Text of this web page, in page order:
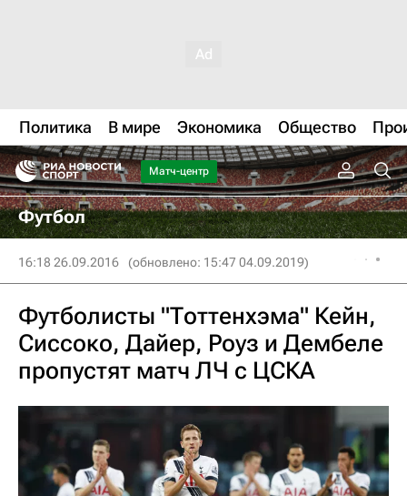
Политика В мире Экономика Общество
Матч-центр
Футбол
16:18 26.09.2016 (обновлено: 15:47 04.09.2019)
Футболисты "Тоттенхэма" Кейн,
Сиссоко, Дайер, Роуз и Дембеле
пропустят матч ЛЧ с ЦСКА